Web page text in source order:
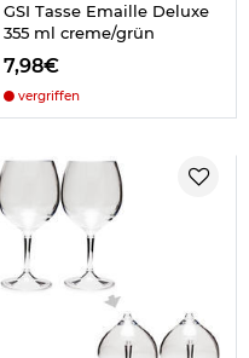
GSI Tasse Emaille Deluxe
355 ml creme/grün
7,98€
vergriffen